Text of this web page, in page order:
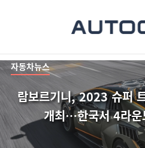
자동차뉴스
람보르기니, 2023 슈퍼
개최…한국서 4라운